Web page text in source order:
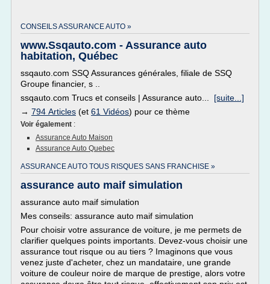
CONSEILS ASSURANCE AUTO »
www.Ssqauto.com - Assurance auto
habitation, Québec
ssqauto.com SSQ Assurances générales, filiale de SSQ
Groupe financier, s ..
ssqauto.com Trucs et conseils | Assurance auto... [suite...]
→ 794 Articles (et 61 Vidéos) pour ce thème
Voir également :
Assurance Auto Maison
Assurance Auto Quebec
ASSURANCE AUTO TOUS RISQUES SANS FRANCHISE »
assurance auto maif simulation
assurance auto maif simulation
Mes conseils: assurance auto maif simulation
Pour choisir votre assurance de voiture, je me permets de
clarifier quelques points importants. Devez-vous choisir une
assurance tout risque ou au tiers ? Imaginons que vous
venez juste d'acheter, chez un mandataire, une grande
voiture de couleur noire de marque de prestige, alors votre